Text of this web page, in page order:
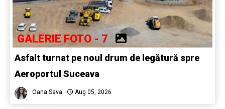
GALERIE FOTO - 7
Asfalt turnat pe noul drum de legătură spre
Aeroportul Suceava
Oana Sava Aug 05, 2026